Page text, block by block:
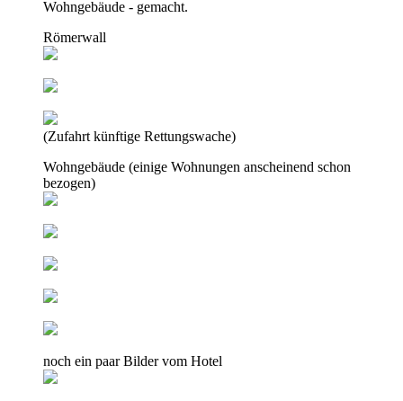
Wohngebäude - gemacht.
Römerwall
(Zufahrt künftige Rettungswache)
Wohngebäude (einige Wohnungen anscheinend schon
bezogen)
noch ein paar Bilder vom Hotel